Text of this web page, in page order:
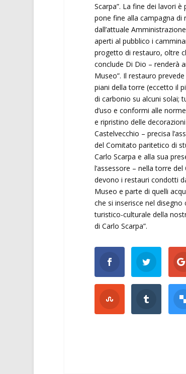
Scarpa”. La fine dei lavori
pone fine alla campagna di
dall’attuale
aperti al pubblico i
progetto di restauro, oltre
conclude Di Dio – renderà
Museo”. Il restauro
piani della torre (eccetto il
di carbonio su alcuni solai;
d’uso e conformi alle
e ripristino delle
Castelvecchio – precisa
del Comitato paritetico di
Carlo Scarpa e alla sua
l’assessore – nella torre
devono i restauri condotti
Museo e parte di quelli
che si inserisce nel
turistico-culturale della
di Carlo Scarpa”.